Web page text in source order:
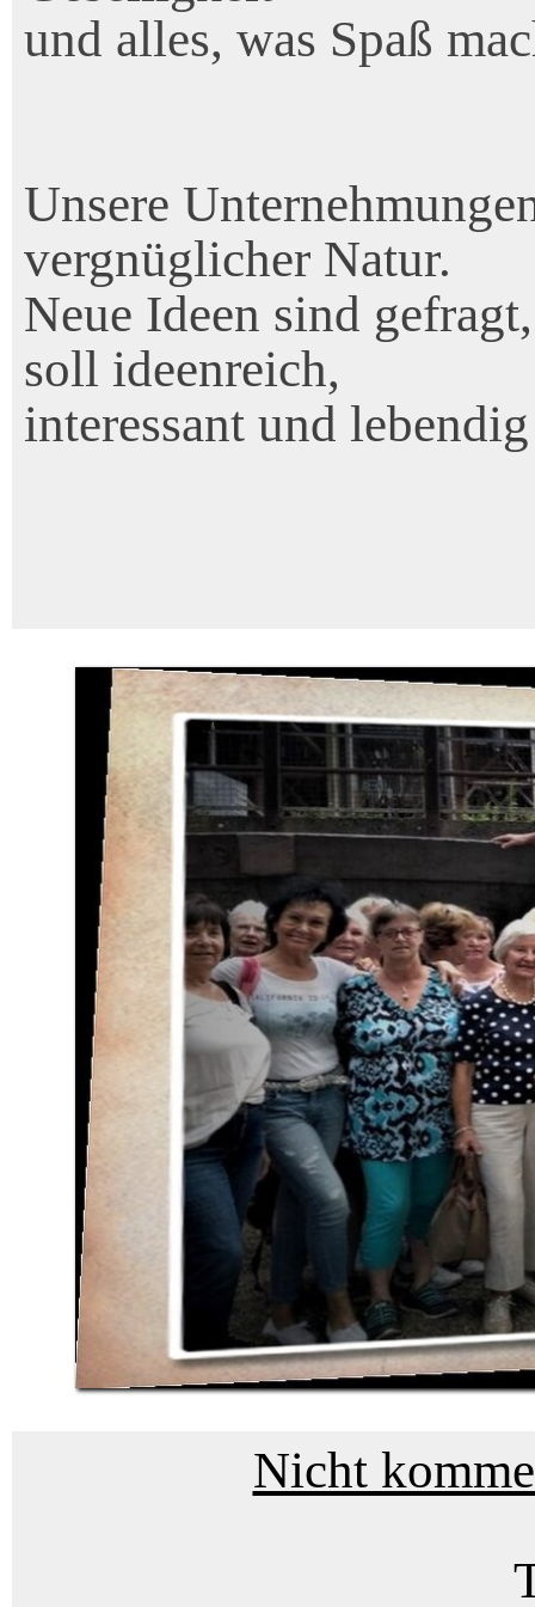
und alles, was Spaß
Unsere
vergnüglicher Natur.
Neue Ideen sind
soll ideenreich,
interessant und
Nicht